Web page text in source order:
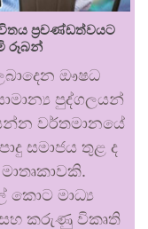
ප්‍රචණ්ඩත්වයට
රූබන්
ඖෂධ
පුද්ගලයන්
වර්තමානයේ
සමාජය තුළ ද
කොට මාධ්‍ය
සහ කරුණු විකෘති